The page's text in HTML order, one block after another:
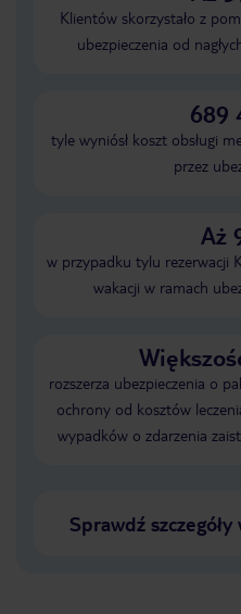
Klientów skorzystało z
ubezpieczenia od
689
tyle wyniósł koszt obsługi
przez
Aż
w przypadku tylu rezerwacji
wakacji w ramach
rozszerza ubezpieczenia o
ochrony od kosztów
wypadków o zdarzenia
Sprawdź